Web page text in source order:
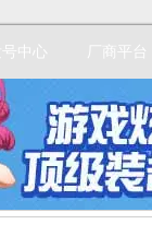
中心 厂商平台